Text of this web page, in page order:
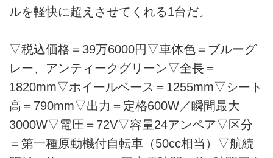
ルを軽快に超えさせてくれる1台だ。
▽税込価格＝39万6000円▽車体色＝ブルーグ
レー、アンティークグリーン▽全長＝
1820mm▽ホイールベース＝1255mm▽シート
高＝790mm▽出力＝定格600W／瞬間最大
3000W▽電圧＝72V▽容量24アンペア▽区分
＝第一種原動機付自転車（50cc相当）▽航続